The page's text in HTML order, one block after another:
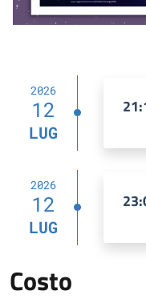
2026
12
LUG
2026
12
LUG
Costo